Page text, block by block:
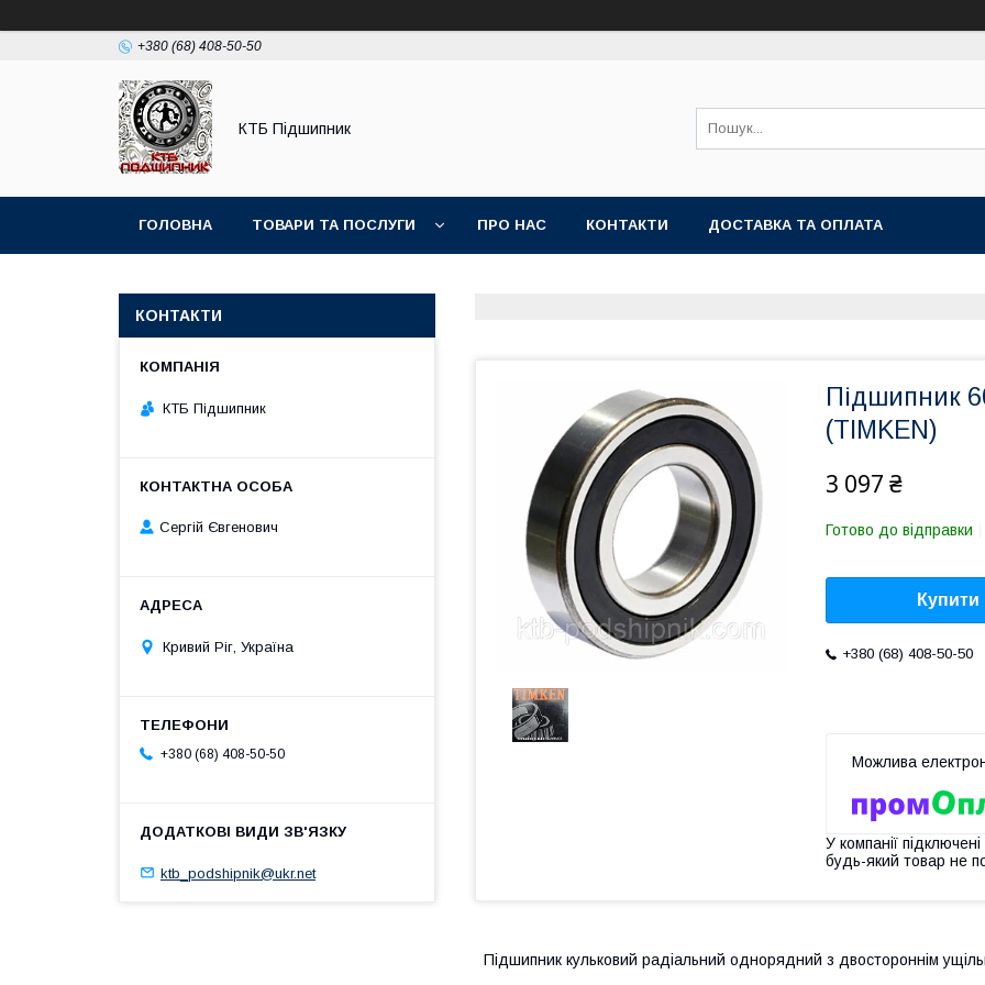
+380 (68) 408-50-50
КТБ Підшипник
ГОЛОВНА ТОВАРИ ТА ПОСЛУГИ ПРО НАС КОНТАКТИ ДОСТАВКА ТА ОПЛАТА
Підшипник
(TIMKEN)
3 097 ₴
Готово до відправки
Купити
+380 (68) 408-50-50
У компанії
будь-який товар не
Підшипник кульковий радіальний однорядний з двостороннім
КОНТАКТИ
КТБ Підшипник
Сергій Євгенович
Кривий Ріг, Україна
+380 (68) 408-50-50
ktb_podshipnik@ukr.net